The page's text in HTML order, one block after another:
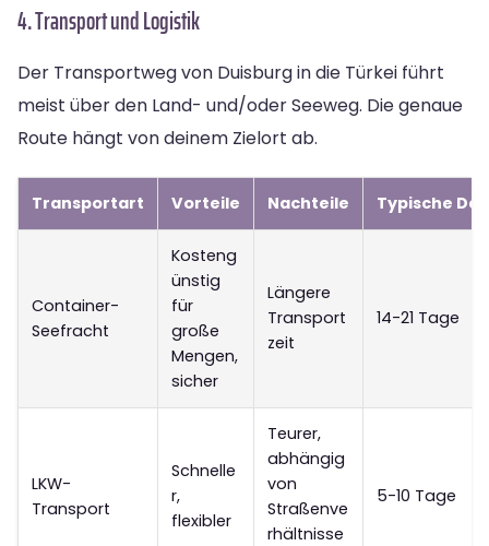
4. Transport und Logistik
Der Transportweg von Duisburg in die Türkei führt
meist über den Land- und/oder Seeweg. Die genaue
Route hängt von deinem Zielort ab.
Transportart Vorteile Nachteile Typische
Container-
Seefracht
Kosteng
ünstig
für
große
Mengen,
sicher
Längere
Transport
zeit
14-21 Tage
LKW-
Transport
Schnelle
r,
flexibler
Teurer,
abhängig
von
Straßenve
rhältnisse
5-10 Tage